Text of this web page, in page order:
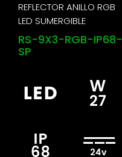
REFLECTOR ANILLO RGB
LED SUMERGIBLE
RS-9X3-RGB-IP68-
SP